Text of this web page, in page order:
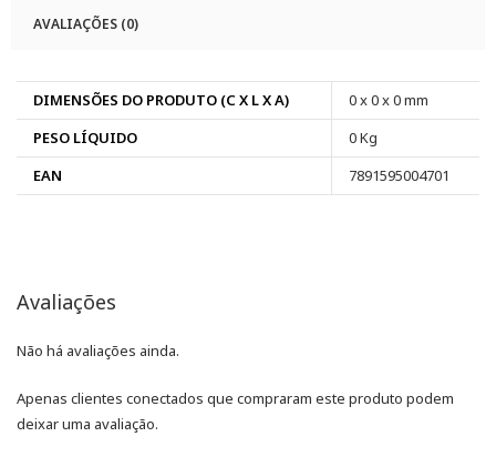
AVALIAÇÕES (0)
DIMENSÕES DO PRODUTO (C X L X A)
0 x 0 x 0 mm
PESO LÍQUIDO
0 Kg
EAN
7891595004701
Avaliações
Não há avaliações ainda.
Apenas clientes conectados que compraram este produto podem
deixar uma avaliação.